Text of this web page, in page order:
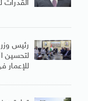
القدرات
رئيس
لتحسين
للإعمار